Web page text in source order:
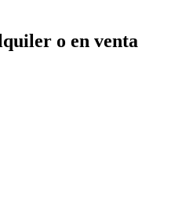
o en venta